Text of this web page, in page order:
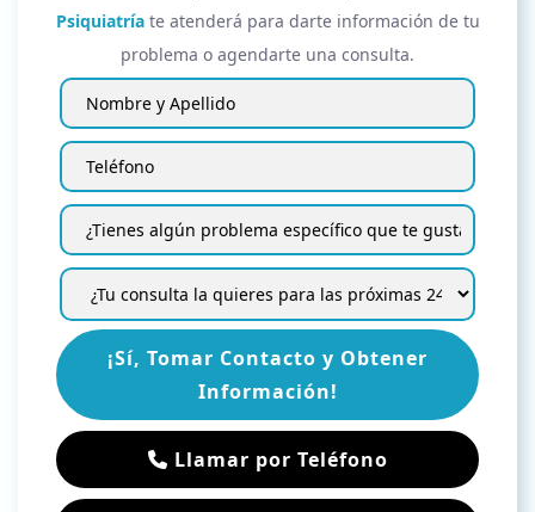
Psiquiatríate atenderá para darte información de tu
problema o agendarte una consulta.
¡Sí, Tomar Contacto y Obtener
Información!
Llamar por Teléfono